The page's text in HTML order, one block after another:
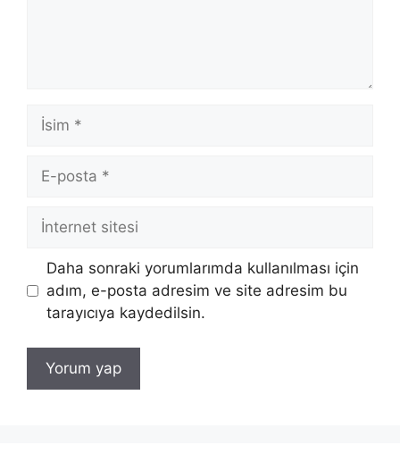
İsim
posta
İnternet
Daha sonraki yorumlarımda kullanılması için
adım, e-posta adresim ve site adresim bu
tarayıcıya kaydedilsin.